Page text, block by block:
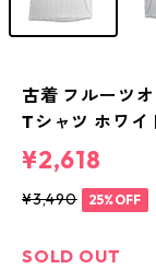
古着 フルーツ
Tシャツ ホワ
¥2,618
¥3,490 25%OFF
SOLD OUT